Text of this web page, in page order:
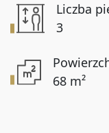
Powierzchnia do
Lokalizacja
Liczba
3
68 m²